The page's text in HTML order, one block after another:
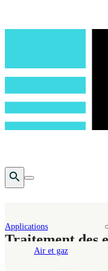
Open Search
Toggle mobile menu
Applications
Air et gaz
Traitement des
Puragen développe des